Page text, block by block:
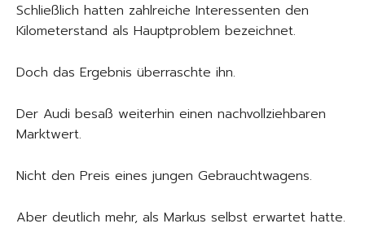
Schließlich hatten zahlreiche Interessenten den
Kilometerstand als Hauptproblem bezeichnet.
Doch das Ergebnis überraschte ihn.
Der Audi besaß weiterhin einen nachvollziehbaren
Marktwert.
Nicht den Preis eines jungen Gebrauchtwagens.
Aber deutlich mehr, als Markus selbst erwartet hatte.